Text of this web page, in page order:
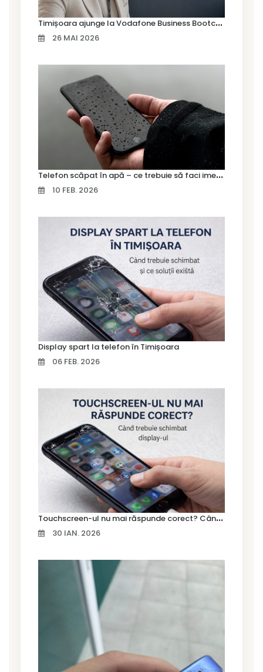
T
imișoara ajunge la Vodafone Business Bootcamp prin Marius Cermian de la Armour România
26 MAI 2026
T
elefon scăpat în apă – ce trebuie să faci imediat și ce greșeli să eviți
10 FEB. 2026
Display spart la telefon în Timișoara
06 FEB. 2026
T
ouchscreen-ul nu mai răspunde corect? Când trebuie schimbat display-ul
30 IAN. 2026